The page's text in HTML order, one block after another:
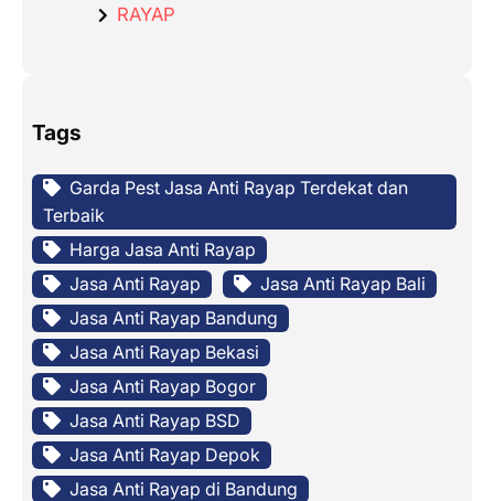
RAYAP
Tags
Garda Pest Jasa Anti Rayap Terdekat dan
Terbaik
Harga Jasa Anti Rayap
Jasa Anti Rayap
Jasa Anti Rayap Bali
Jasa Anti Rayap Bandung
Jasa Anti Rayap Bekasi
Jasa Anti Rayap Bogor
Jasa Anti Rayap BSD
Jasa Anti Rayap Depok
Jasa Anti Rayap di Bandung